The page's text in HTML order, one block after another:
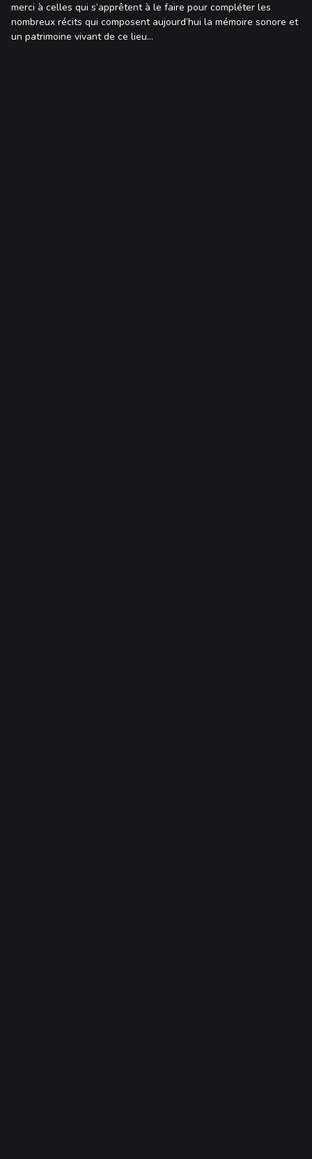
merci à celles qui s’apprêtent à le faire pour compléter les
nombreux récits qui composent aujourd’hui la mémoire sonore et
un patrimoine vivant de ce lieu…